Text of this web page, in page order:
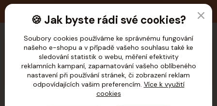
CZK
🍪 Jak byste rádi své cookies?
Soubory cookies používáme ke správnému fungování
našeho e-shopu a v případě vašeho souhlasu také ke
sledování statistik o webu, měření efektivity
reklamních kampaní, zapamatování vašeho oblíbeného
nastavení při používání stránek, či zobrazení reklam
odpovídajících vašim preferencím. Více k využití
cookies